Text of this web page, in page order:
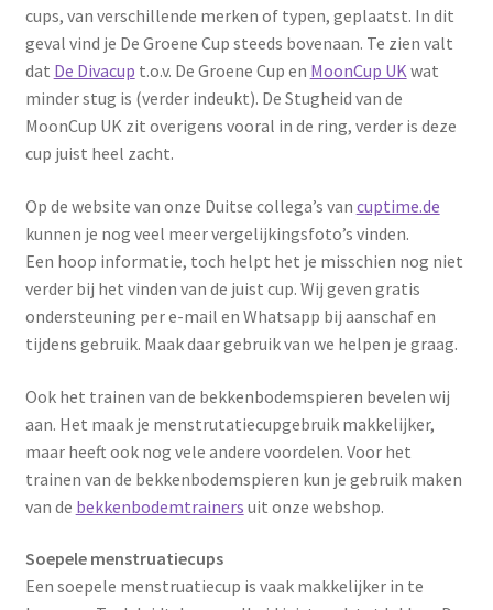
cups, van verschillende merken of typen, geplaatst. In dit
geval vind je De Groene Cup steeds bovenaan. Te zien valt
dat De Divacup t.o.v. De Groene Cup en MoonCup UKwat
minder stug is (verder indeukt). De Stugheid van de
MoonCup UK zit overigens vooral in de ring, verder is deze
cup juist heel zacht.
Op de website van onze Duitse collega’s van cuptime.de
kunnen je nog veel meer vergelijkingsfoto’s vinden.
Een hoop informatie, toch helpt het je misschien nog niet
verder bij het vinden van de juist cup. Wij geven gratis
ondersteuning per e-mail en Whatsapp bij aanschaf en
tijdens gebruik. Maak daar gebruik van we helpen je graag.
Ook het trainen van de bekkenbodemspieren bevelen wij
aan. Het maak je menstrutatiecupgebruik makkelijker,
maar heeft ook nog vele andere voordelen. Voor het
trainen van de bekkenbodemspieren kun je gebruik maken
van de bekkenbodemtrainers uit onze webshop.
Soepele menstruatiecups
Een soepele menstruatiecup is vaak makkelijker in te